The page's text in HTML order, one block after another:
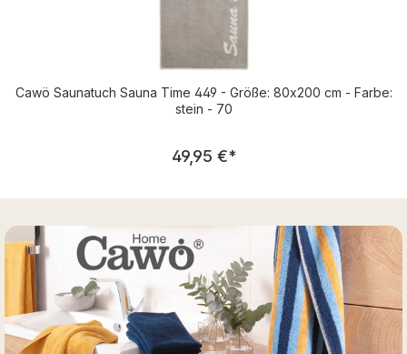
Cawö Saunatuch Sauna Time 449 - Größe: 80x200 cm - Farbe:
stein - 70
Regulärer Preis:
49,95 €*